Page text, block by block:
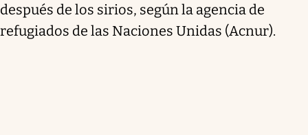
después de los sirios, según la agencia de
refugiados de las Naciones Unidas (Acnur).